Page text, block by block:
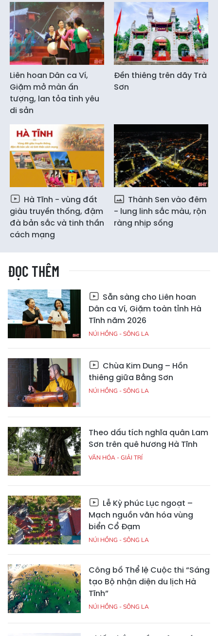
Liên hoan Dân ca Ví,
Giặm mở màn ấn
tượng, lan tỏa tình yêu
di sản
Đền thiêng trên dãy Trà
Sơn
Hà Tĩnh - vùng đất
giàu truyền thống, đậm
đà bản sắc và tinh thần
cách mạng
Thành Sen vào đêm
- lung linh sắc màu, rộn
ràng nhịp sống
ĐỌC THÊM
Sẵn sàng cho Liên hoan
Dân ca Ví, Giặm toàn tỉnh Hà
Tĩnh năm 2026
NÚI HỒNG - SÔNG LA
Chùa Kim Dung – Hồn
thiêng giữa Bằng Sơn
NÚI HỒNG - SÔNG LA
Theo dấu tích nghĩa quân Lam
Sơn trên quê hương Hà Tĩnh
VĂN HÓA - GIẢI TRÍ
Lễ Kỳ phúc Lục ngoạt –
Mạch nguồn văn hóa vùng
biển Cổ Đạm
NÚI HỒNG - SÔNG LA
Công bố Thể lệ Cuộc thi “Sáng
tạo Bộ nhận diện du lịch Hà
Tĩnh”
NÚI HỒNG - SÔNG LA